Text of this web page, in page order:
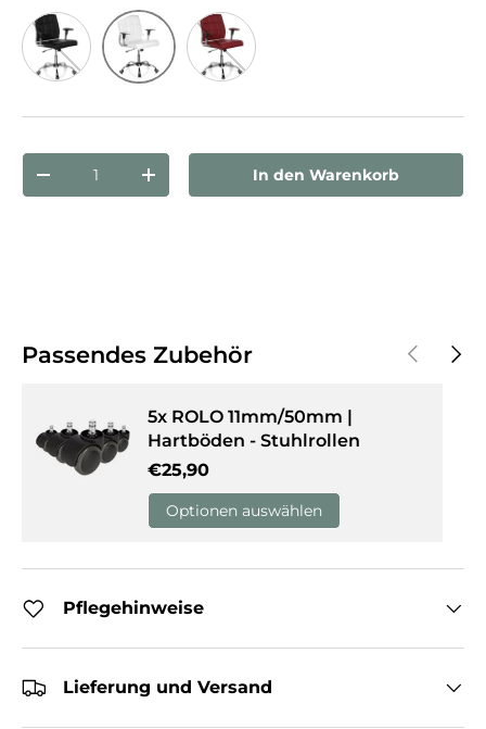
Menge verringernMenge erhöhenIn den Warenkorb
Passendes Zubehör Vorherige
5x ROLO 11mm/50mm |
Hartböden - Stuhlrollen
Normaler Preis
€25,90
Optionen auswählen
Pflegehinweise
Lieferung und Versand